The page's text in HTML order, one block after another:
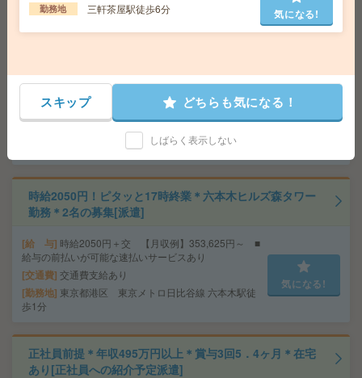
給 与 時給1350円／月収例：226,800円＝1,350円×
8時間×21日勤務の場合＋残業代、交通費別途支給
交通費 実費支給／当社規定あり。通勤交通費実費支
払／上限4万円／月※規定あり
マイカー通勤可能/駐車場完備
気になる!
時給2050円！ピタッと17時終業＊六本木ヒルズ森タワー
勤務＊2名の募集[派遣]
給 与 時給2050円＋交 【月収例】353,625円～ ■
給与の前払いが可能な速払いサービスあり
交通費 交通費支給あり
勤務地 東京都港区 東京メトロ日比谷線 六本木駅徒
歩1分
気になる!
正社員前提＊年収495万円以上＊賞与3回5．4ヶ月＊在宅
あり[正社員への紹介予定派遣]
勤務地 三軒茶屋駅徒歩6分 気になる!
スキップ どちらも気になる！
しばらく表示しない